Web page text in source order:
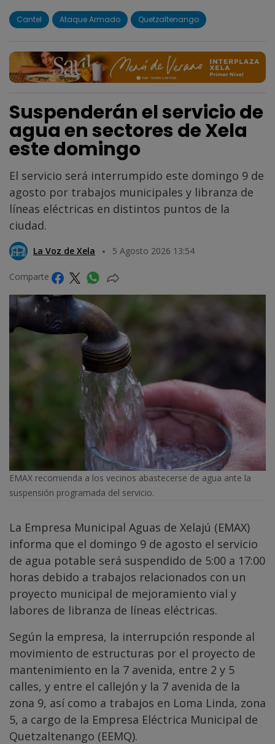
Cantel Ataque Armado Quetzaltenango
Suspenderán el servicio de
agua en sectores de Xela
este domingo
El servicio será interrumpido este domingo 9 de
agosto por trabajos municipales y libranza de
líneas eléctricas en distintos puntos de la
ciudad.
La Voz de Xela 5 Agosto 2026 13:54
Comparte
EMAX recomienda a los vecinos abastecerse de agua ante la
suspensión programada del servicio.
La Empresa Municipal Aguas de Xelajú (EMAX)
informa que el domingo 9 de agosto el servicio
de agua potable será suspendido de 5:00 a 17:00
horas debido a trabajos relacionados con un
proyecto municipal de mejoramiento vial y
labores de libranza de líneas eléctricas.
Según la empresa, la interrupción responde al
movimiento de estructuras por el proyecto de
mantenimiento en la 7 avenida, entre 2 y 5
calles, y entre el callejón y la 7 avenida de la
zona 9, así como a trabajos en Loma Linda, zona
5, a cargo de la Empresa Eléctrica Municipal de
Quetzaltenango (EEMQ).